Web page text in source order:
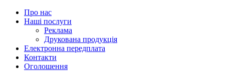
Про нас
Наші послуги
Реклама
Друкована продукція
Електронна передплата
Контакти
Оголошення